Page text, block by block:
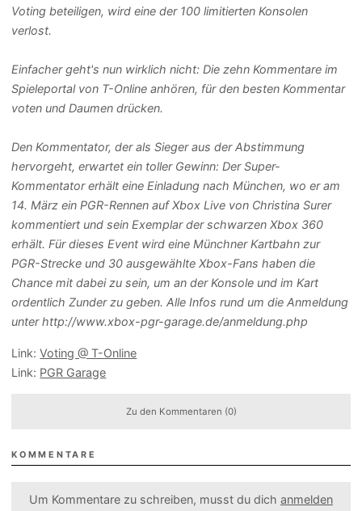
Voting beteiligen, wird eine der 100 limitierten Konsolen
verlost.
Einfacher geht's nun wirklich nicht: Die zehn Kommentare im
Spieleportal von T-Online anhören, für den besten Kommentar
voten und Daumen drücken.
Den Kommentator, der als Sieger aus der Abstimmung
hervorgeht, erwartet ein toller Gewinn: Der Super-
Kommentator erhält eine Einladung nach München, wo er am
14. März ein PGR-Rennen auf Xbox Live von Christina Surer
kommentiert und sein Exemplar der schwarzen Xbox 360
erhält. Für dieses Event wird eine Münchner Kartbahn zur
PGR-Strecke und 30 ausgewählte Xbox-Fans haben die
Chance mit dabei zu sein, um an der Konsole und im Kart
ordentlich Zunder zu geben. Alle Infos rund um die Anmeldung
unter http://www.xbox-pgr-garage.de/anmeldung.php
Link:Voting @ T-Online
Link: PGR Garage
Zu den Kommentaren (0)
KOMMENTARE
Um Kommentare zu schreiben, musst du dich anmelden